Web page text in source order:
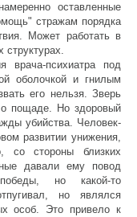
оставленные
стражам порядка
Может работать в
структурах.
врача-психиатра под
оболочкой и гнилым
его нельзя. Зверь
пощаде. Но здоровый
убийства. Человек-
развитии унижения,
со стороны близких
давали ему повод
но какой-то
но являлся
особ. Это привело к